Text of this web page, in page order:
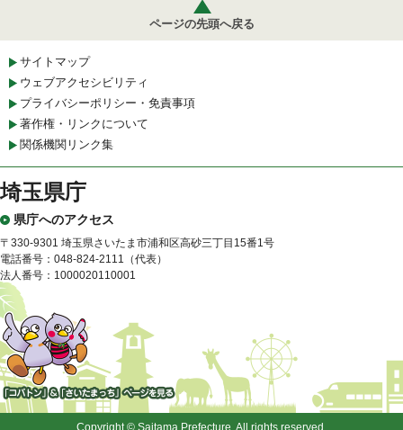
ページの先頭へ戻る
サイトマップ
ウェブアクセシビリティ
プライバシーポリシー・免責事項
著作権・リンクについて
関係機関リンク集
埼玉県庁
県庁へのアクセス
〒330-9301 埼玉県さいたま市浦和区高砂三丁目15番1号
電話番号：048-824-2111（代表）
法人番号：1000020110001
「コバトン」&「さいたまっ
Copyright © Saitama Prefecture. All rights reserved.